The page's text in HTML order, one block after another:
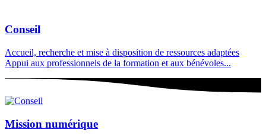
Conseil
Accueil, recherche et mise à disposition de ressources adaptées
Appui aux professionnels de la formation et aux bénévoles...
Mission numérique